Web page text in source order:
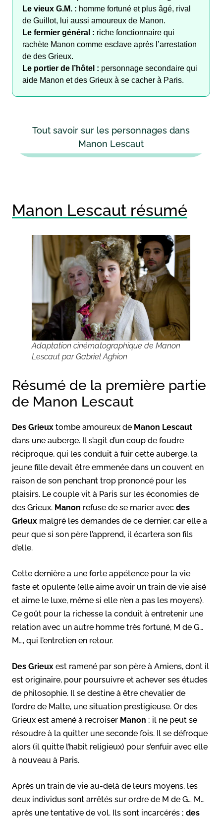
Le vieux G.M. : homme fortuné et plus âgé, rival
de Guillot, lui aussi amoureux de Manon.
Le fermier général : riche fonctionnaire qui
rachète Manon comme esclave après l’arrestation
de des Grieux.
Le portier de l’hôtel : personnage secondaire qui
aide Manon et des Grieux à se cacher à Paris.
Tout savoir sur les personnages dans
Manon Lescaut
Manon Lescaut résumé
Adaptation cinématographique de Manon
Lescaut par Gabriel Aghion
Résumé de la première partie
de Manon Lescaut
Des Grieux tombe amoureux de Manon Lescaut
dans une auberge. Il s’agit d’un coup de foudre
réciproque, qui les conduit à fuir cette auberge, la
jeune fille devait être emmenée dans un couvent en
raison de son penchant trop prononcé pour les
plaisirs. Le couple vit à Paris sur les économies de
des Grieux. Manon refuse de se marier avec des
Grieux malgré les demandes de ce dernier, car elle a
peur que si son père l’apprend, il écartera son fils
d’elle.
Cette dernière a une forte appétence pour la vie
faste et opulente (elle aime avoir un train de vie aisé
et aime le luxe, même si elle n’en a pas les moyens).
Ce goût pour la richesse la conduit à entretenir une
relation avec un autre homme très fortuné, M de G…
M…, qui l’entretien en retour.
Des Grieux est ramené par son père à Amiens, dont il
est originaire, pour poursuivre et achever ses études
de philosophie. Il se destine à être chevalier de
l’ordre de Malte, une situation prestigieuse. Or des
Grieux est amené à recroiser Manon ; il ne peut se
résoudre à la quitter une seconde fois. Il se défroque
alors (il quitte l’habit religieux) pour s’enfuir avec elle
à nouveau à Paris.
Après un train de vie au-delà de leurs moyens, les
deux individus sont arrêtés sur ordre de M de G… M…
après une tentative de vol. Ils sont incarcérés ; des